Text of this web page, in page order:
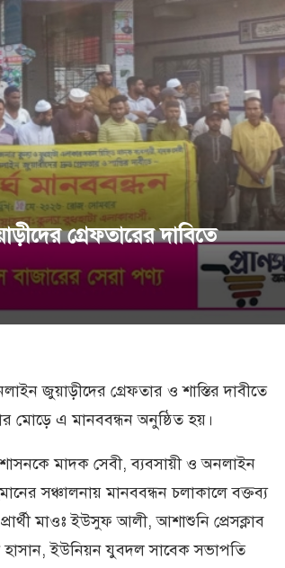
গ্রেফতারের দাবিতে
জুয়াড়ীদের গ্রেফতার ও শাস্তির দাবীতে
মোড়ে এ মানববন্ধন অনুষ্ঠিত হয়।
মাদক সেবী, ব্যবসায়ী ও অনলাইন
সঞ্চালনায় মানববন্ধন চলাকালে বক্তব্য
মাওঃ ইউসুফ আলী, আশাশুনি প্রেসক্লাব
হাসান, ইউনিয়ন যুবদল সাবেক সভাপতি